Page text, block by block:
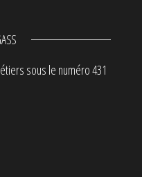
sous le numéro 431